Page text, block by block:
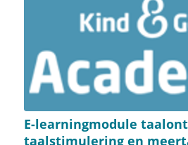
E-learningmodule
taalstimulering en